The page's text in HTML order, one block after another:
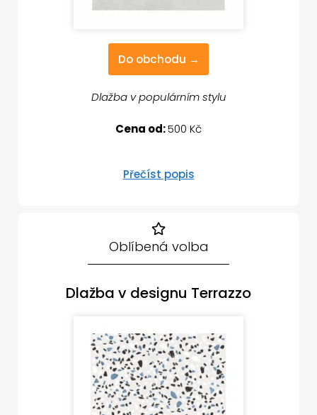
Do obchodu →
Dlažba v populárním stylu
Cena od:500 Kč
Přečíst popis
Oblíbená volba
Dlažba v designu Terrazzo